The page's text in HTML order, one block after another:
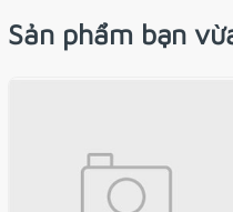
Sản phẩm bạn